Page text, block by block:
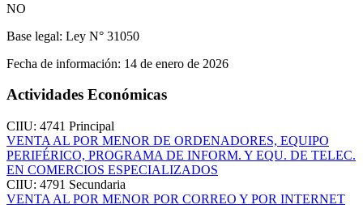
NO
Base legal: Ley N° 31050
Fecha de información: 14 de enero de 2026
Actividades Económicas
CIIU: 4741 Principal
VENTA AL POR MENOR DE ORDENADORES, EQUIPO
PERIFÉRICO, PROGRAMA DE INFORM. Y EQU. DE TELEC.
EN COMERCIOS ESPECIALIZADOS
CIIU: 4791 Secundaria
VENTA AL POR MENOR POR CORREO Y POR INTERNET